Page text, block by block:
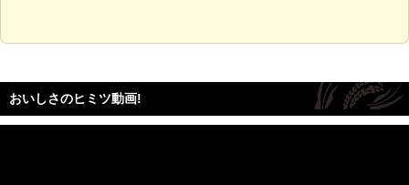
おいしさのヒミツ動画!